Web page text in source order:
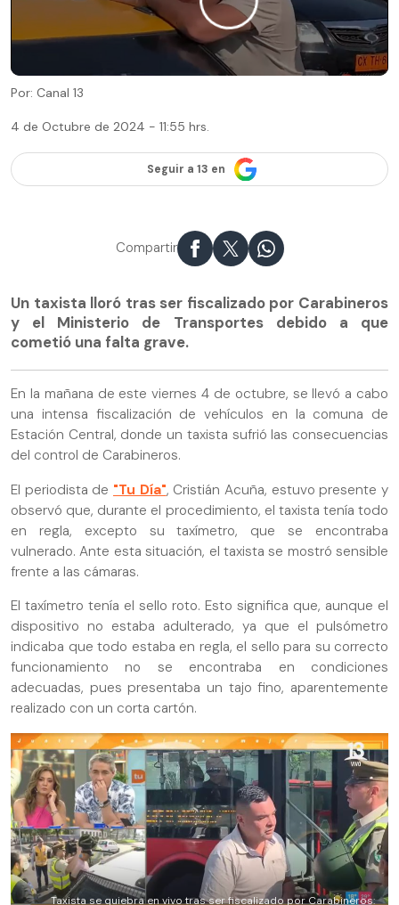
Por: Canal 13
4 de Octubre de 2024 - 11:55 hrs.
Seguir a 13 en
Compartir
Un taxista lloró tras ser fiscalizado por Carabineros
y el Ministerio de Transportes debido a que
cometió una falta grave.
En la mañana de este viernes 4 de octubre, se llevó a cabo
una intensa fiscalización de vehículos en la comuna de
Estación Central, donde un taxista sufrió las consecuencias
del control de Carabineros.
El periodista de "Tu Día", Cristián Acuña, estuvo presente y
observó que, durante el procedimiento, el taxista tenía todo
en regla, excepto su taxímetro, que se encontraba
vulnerado. Ante esta situación, el taxista se mostró sensible
frente a las cámaras.
El taxímetro tenía el sello roto. Esto significa que, aunque el
dispositivo no estaba adulterado, ya que el pulsómetro
indicaba que todo estaba en regla, el sello para su correcto
funcionamiento no se encontraba en condiciones
adecuadas, pues presentaba un tajo fino, aparentemente
realizado con un corta cartón.
Taxista se quiebra en vivo tras ser fiscalizado por Carabineros: